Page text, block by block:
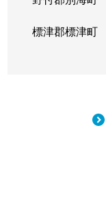
標津郡標津町